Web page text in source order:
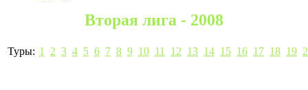
Вторая лига - 2008
Туры: 1 2 3 4 5 6 7 8 9 10 11 12 13 14 15 16 17 18 19